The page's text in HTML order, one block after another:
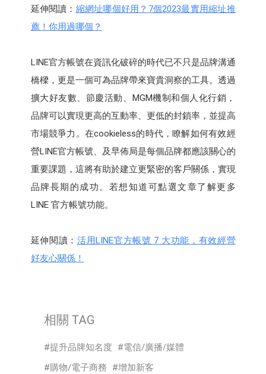
延伸閱讀： 縮網址哪個好用？7個2023最實用縮址推
薦！你用過哪個？
LINE官方帳號在資訊化破碎的時代已不只是品牌溝通
橋樑，更是一個可為品牌帶來寶貴洞察的工具。透過
擴大好友數、節慶活動、MGM機制和個人化行銷，
品牌可以實現更高的互動率、更低的封鎖率，並提高
市場競爭力。在cookieless的時代，瞭解如何有效經
營LINE官方帳號、及早佈局是每個品牌都應該關心的
重要課題，這將有助於建立更緊密的客戶關係，實現
品牌長期的成功。若想知道可點選文章了解更多
LINE 官方帳號功能。
延伸閱讀： 活用LINE官方帳號 7 大功能，有效經營
好友心關係！
相關 TAG
提升品牌知名度
電信/廣播/媒體
購物/電子商務
增加新客